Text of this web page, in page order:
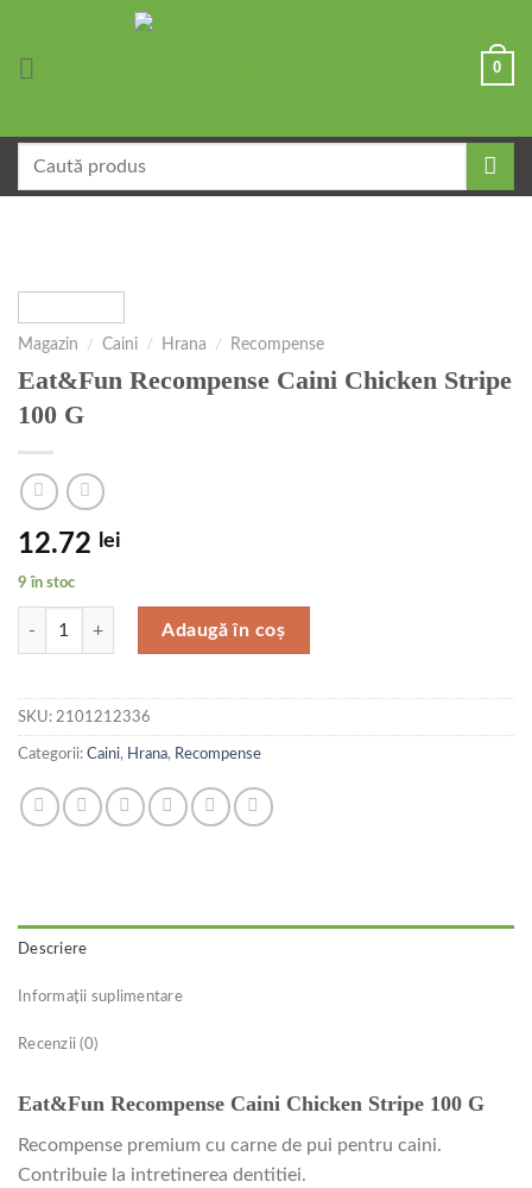
0
după:
Magazin / Caini / Hrana / Recompense
Eat&Fun Recompense Caini Chicken Stripe
100 G
12.72 lei
9 în stoc
Cantitate Eat&Fun Recompense Caini Chicken Stripe 100 G
Adaugă în coș
SKU: 2101212336
Categorii: Caini, Hrana, Recompense
Descriere
Informații suplimentare
Recenzii (0)
Eat&Fun Recompense Caini Chicken Stripe 100 G
Recompense premium cu carne de pui pentru caini.
Contribuie la intretinerea dentitiei.